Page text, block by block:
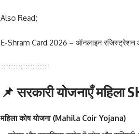
Also Read;
E-Shram Card 2026 – ऑनलाइन
📌 सरकारी योजनाएँ महिला
महिला कोष योजना (Mahila Coir Yojana)